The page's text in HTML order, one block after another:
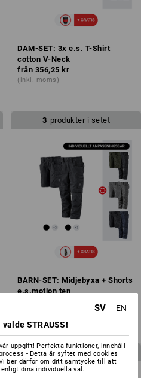
DAM-SET: 3x e.s. T-Shirt
cotton V-Neck
från 356,25 kr
(inkl. moms)
3 produkter i setet
BARN-SET: Midjebyxa + Shorts
e.s.motion ten
3 produkter i setet
SV
EN
STRAUSS!
uppgift! Perfekta funktioner, innehåll
- Detta är syftet med cookies
ber därför om ditt samtycke till att
dina individuella val.